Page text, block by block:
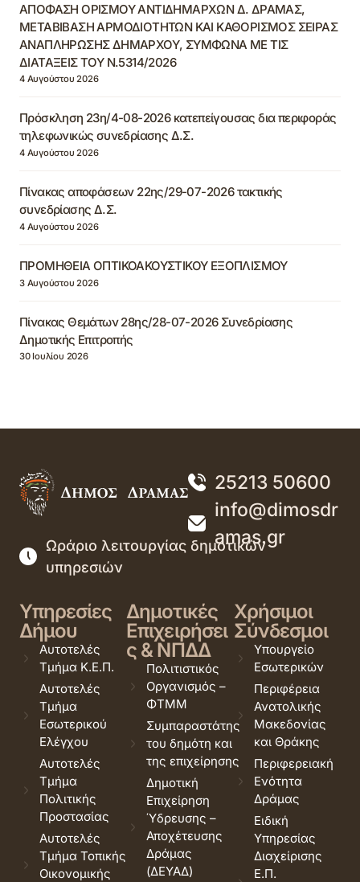
ΑΠΟΦΑΣΗ ΟΡΙΣΜΟΥ ΑΝΤΙΔΗΜΑΡΧΩΝ Δ. ΔΡΑΜΑΣ,
ΜΕΤΑΒΙΒΑΣΗ ΑΡΜΟΔΙΟΤΗΤΩΝ ΚΑΙ ΚΑΘΟΡΙΣΜΟΣ ΣΕΙΡΑΣ
ΑΝΑΠΛΗΡΩΣΗΣ ΔΗΜΑΡΧΟΥ, ΣΥΜΦΩΝΑ ΜΕ ΤΙΣ
ΔΙΑΤΑΞΕΙΣ ΤΟΥ Ν.5314/2026
4 Αυγούστου 2026
Πρόσκληση 23η/4-08-2026 κατεπείγουσας δια περιφοράς
τηλεφωνικώς συνεδρίασης Δ.Σ.
4 Αυγούστου 2026
Πίνακας αποφάσεων 22ης/29-07-2026 τακτικής
συνεδρίασης Δ.Σ.
4 Αυγούστου 2026
ΠΡΟΜΗΘΕΙΑ ΟΠΤΙΚΟΑΚΟΥΣΤΙΚΟΥ ΕΞΟΠΛΙΣΜΟΥ
3 Αυγούστου 2026
Πίνακας Θεμάτων 28ης/28-07-2026 Συνεδρίασης
Δημοτικής Επιτροπής
30 Ιουλίου 2026
25213 50600
info@dimosdr
amas.gr
Ωράριο λειτουργίας δημοτικών
υπηρεσιών
Υπηρεσίες
Δήμου
Αυτοτελές
Τμήμα Κ.Ε.Π.
Αυτοτελές
Τμήμα
Εσωτερικού
Ελέγχου
Αυτοτελές
Τμήμα
Πολιτικής
Προστασίας
Αυτοτελές
Τμήμα Τοπικής
Οικονομικής
Δημοτικές
Επιχειρήσει
ς & ΝΠΔΔ
Πολιτιστικός
Οργανισμός –
ΦΤΜΜ
Συμπαραστάτης
του δημότη και
της επιχείρησης
Δημοτική
Επιχείρηση
Ύδρευσης –
Αποχέτευσης
Δράμας
(ΔΕΥΑΔ)
Χρήσιμοι
Σύνδεσμοι
Υπουργείο
Εσωτερικών
Περιφέρεια
Ανατολικής
Μακεδονίας
και Θράκης
Περιφερειακή
Ενότητα
Δράμας
Ειδική
Υπηρεσίας
Διαχείρισης
Ε.Π.